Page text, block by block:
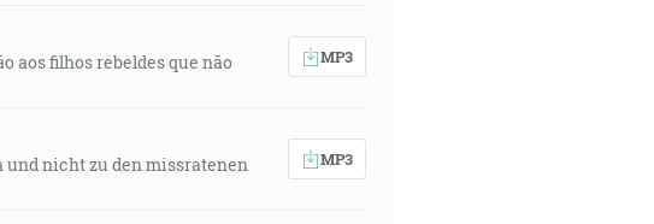
aos filhos rebeldes que não
MP3
und nicht zu den missratenen
MP3